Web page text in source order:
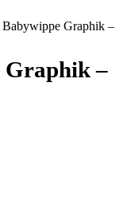
Graphik –
Graphik –